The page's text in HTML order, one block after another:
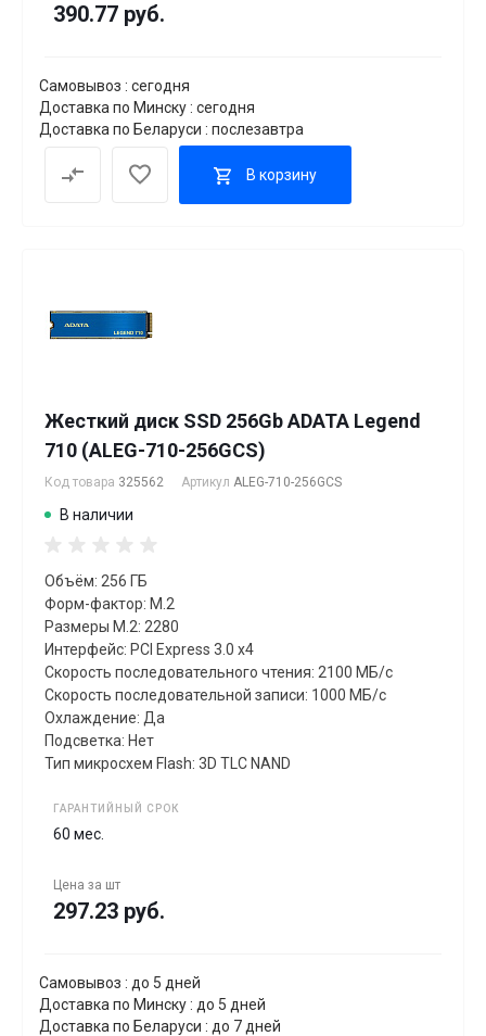
390.77 руб.
Самовывоз : сегодня
Доставка по Минску : сегодня
Доставка по Беларуси : послезавтра
В корзину
Жесткий диск SSD 256Gb ADATA Legend
710 (ALEG-710-256GCS)
Код товара 325562 Артикул ALEG-710-256GCS
В наличии
Объём: 256 ГБ
Форм-фактор: M.2
Размеры M.2: 2280
Интерфейс: PCI Express 3.0 x4
Скорость последовательного чтения: 2100 МБ/с
Скорость последовательной записи: 1000 МБ/с
Охлаждение: Да
Подсветка: Нет
Тип микросхем Flash: 3D TLC NAND
ГАРАНТИЙНЫЙ СРОК
60 мес.
Цена за шт
297.23 руб.
Самовывоз : до 5 дней
Доставка по Минску : до 5 дней
Доставка по Беларуси : до 7 дней